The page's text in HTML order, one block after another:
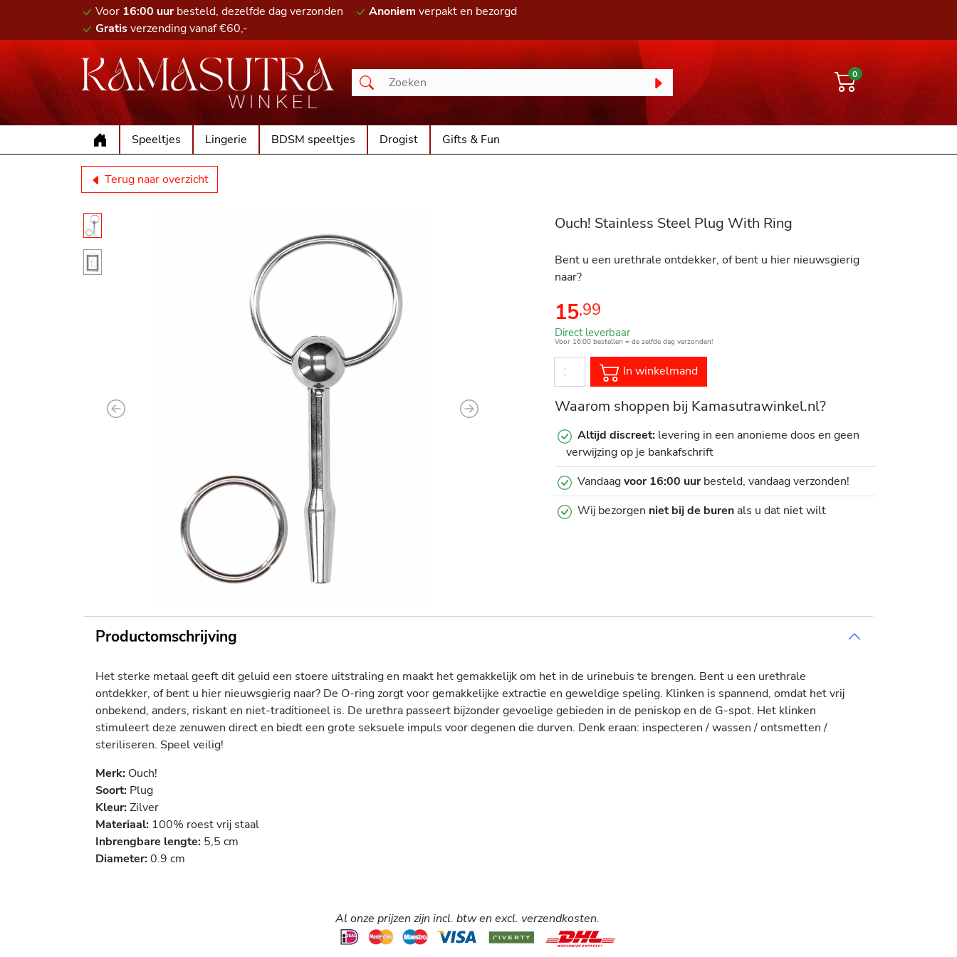
Voor 16:00 uurbesteld, dezelfde dag verzonden Anoniem verpakt en bezorgd
Gratisverzending vanaf €60,-
0
Speeltjes Lingerie BDSM speeltjes Drogist Gifts & Fun
Terug naar overzicht
Previous Next
Ouch! Stainless Steel Plug With Ring
Bent u een urethrale ontdekker, of bent u hier nieuwsgierig
naar?
15,99
Direct leverbaar
Voor 16:00 bestellen = de zelfde dag verzonden!
In winkelmand
Waarom shoppen bij Kamasutrawinkel.nl?
Altijd discreet: levering in een anonieme doos en geen
verwijzing op je bankafschrift
Vandaagvoor 16:00 uurbesteld, vandaag verzonden!
Wij bezorgen niet bij de burenals u dat niet wilt
Productomschrijving
Het sterke metaal geeft dit geluid een stoere uitstraling en maakt het gemakkelijk om het in de urinebuis te brengen. Bent u een urethrale
ontdekker, of bent u hier nieuwsgierig naar? De O-ring zorgt voor gemakkelijke extractie en geweldige speling. Klinken is spannend, omdat het vrij
onbekend, anders, riskant en niet-traditioneel is. De urethra passeert bijzonder gevoelige gebieden in de peniskop en de G-spot. Het klinken
stimuleert deze zenuwen direct en biedt een grote seksuele impuls voor degenen die durven. Denk eraan: inspecteren / wassen / ontsmetten /
steriliseren. Speel veilig!
Merk: Ouch!
Soort: Plug
Kleur:Zilver
Materiaal: 100% roest vrij staal
Inbrengbare lengte: 5,5 cm
Diameter:0.9 cm
Al onze prijzen zijn incl. btw en excl. verzendkosten.